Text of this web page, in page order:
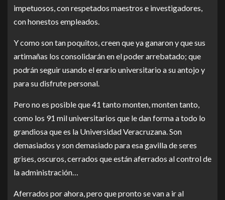
impetuosos, con respetados maestros e investigadores,
con honestos empleados.
Y como son tan poquitos, creen que ya ganaron y que sus
artimañas los consolidarán en el poder arrebatado; que
podrán seguir usando el erario universitario a su antojo y
para su disfrute personal.
Pero no es posible que 41 tanto monten, monten tanto,
como los 91 mil universitarios que le dan forma a todo lo
grandiosa que es la Universidad Veracruzana. Son
demasiados y son demasiado para esa gavilla de seres
grises, oscuros, cerrados que están aferrados al control de
la administración…
Aferrados por ahora, pero que pronto se van a ir al